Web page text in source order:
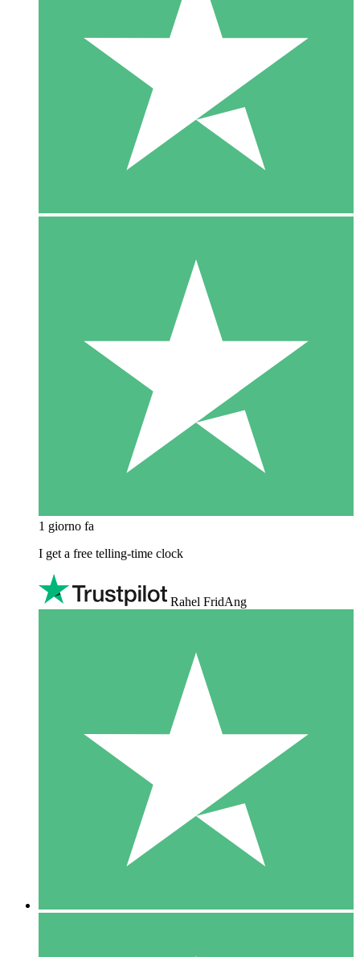
1 giorno fa
I get a free telling-time clock
Rahel FridAng